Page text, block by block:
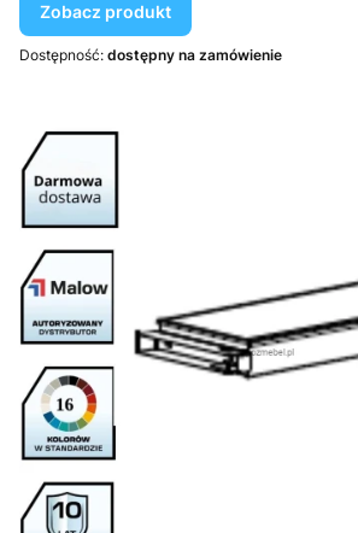
Zobacz produkt
Dostępność: dostępny na zamówienie